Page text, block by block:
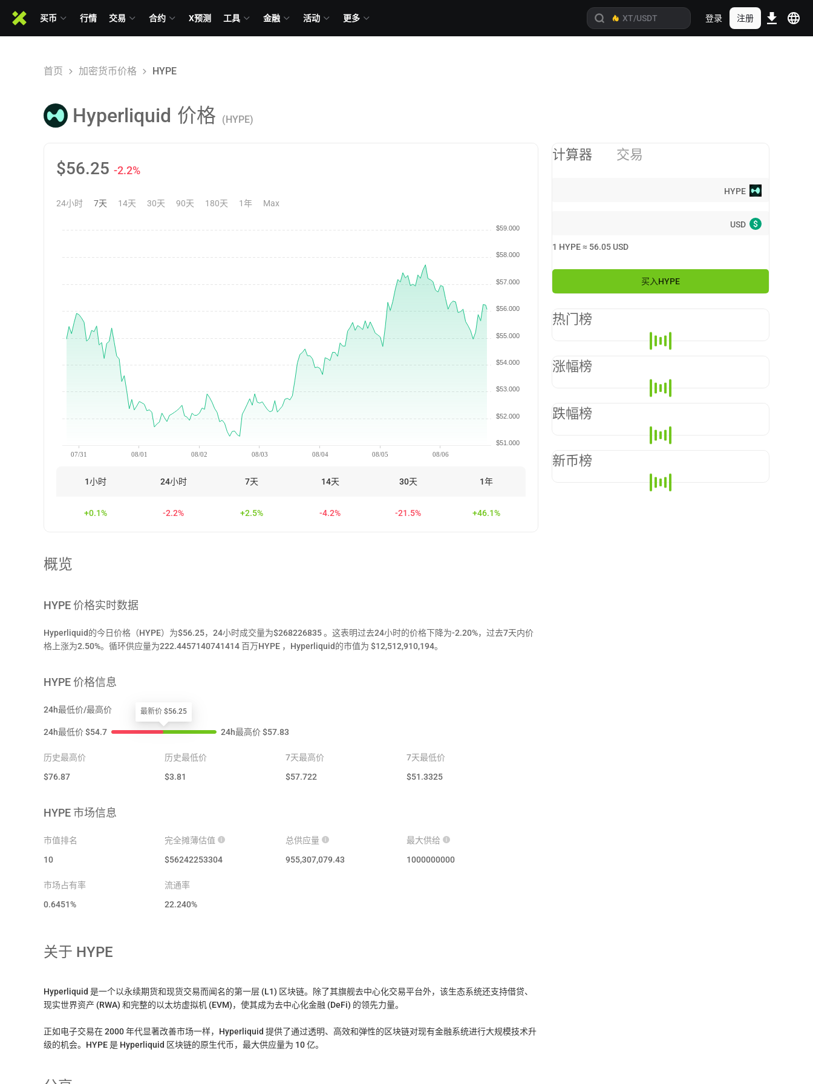
买币 行情 交易 合约 X预测 工具 金融 活动 更多 登录 注册
首页 加密货币价格 HYPE
Hyperliquid 价格 (HYPE)
$56.25 -2.2%
24小时 7天 14天 30天 90天 180天 1年 Max
07/31 08/01 08/02 08/03 08/04 08/05 08/06
$51.000
$52.000
$53.000
$54.000
$55.000
$56.000
$57.000
$58.000
$59.000
1小时 24小时 7天 14天 30天 1年
+0.1% -2.2% +2.5% -4.2% -21.5% +46.1%
概览
HYPE价格实时数据
Hyperliquid的今日价格（HYPE）为$56.25，24小时成交量为$268226835 。这表明过去24小时的价格下降为-2.20%，过去7天内价
格上涨为2.50%。循环供应量为222.4457140741414 百万HYPE ，Hyperliquid的市值为 $12,512,910,194。
HYPE价格信息
24h最低价/最高价
24h最低价$54.7
最新价 $56.25
24h最高价$57.83
历史最高价
$76.87
历史最低价
$3.81
7天最高价
$57.722
7天最低价
$51.3325
HYPE 市场信息
市值排名
10
完全摊薄估值
$56242253304
总供应量
955,307,079.43
最大供给
1000000000
市场占有率
0.6451%
流通率
22.240%
关于 HYPE
Hyperliquid 是一个以永续期货和现货交易而闻名的第一层 (L1) 区块链。除了其旗舰去中心化交易平台外，该生态系统还支持借贷、
现实世界资产 (RWA) 和完整的以太坊虚拟机 (EVM)，使其成为去中心化金融 (DeFi) 的领先力量。
正如电子交易在 2000 年代显著改善市场一样，Hyperliquid 提供了通过透明、高效和弹性的区块链对现有金融系统进行大规模技术升
级的机会。HYPE 是 Hyperliquid 区块链的原生代币，最大供应量为 10 亿。
计算器 交易
HYPE
USD $
1 HYPE≈ 56.05 USD
买入HYPE
热门榜
涨幅榜
跌幅榜
新币榜